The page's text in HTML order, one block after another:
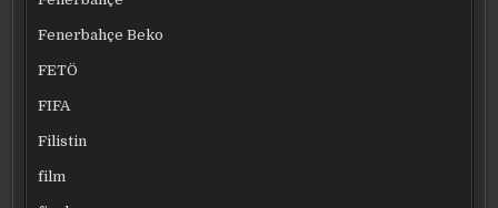
Fenerbahçe Beko
FETÖ
FIFA
Filistin
film